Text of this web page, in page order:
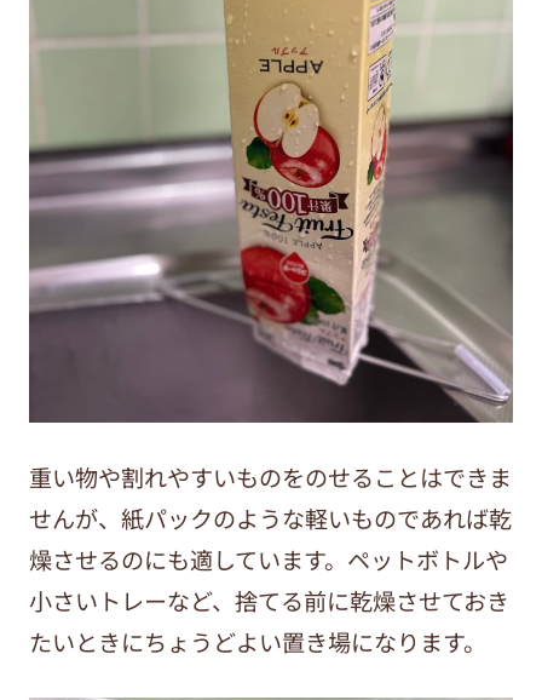
重い物や割れやすいものをのせることはできま
せんが、紙パックのような軽いものであれば乾
燥させるのにも適しています。ペットボトルや
小さいトレーなど、捨てる前に乾燥させておき
たいときにちょうどよい置き場になります。